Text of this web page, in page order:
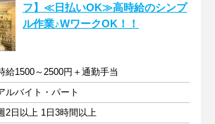
フ】≪日払いOK≫高時給のシンプ
ル作業♪WワークOK！！
給1500～2500円＋通勤手当
ルバイト・パート
2日以上 1日3時間以上